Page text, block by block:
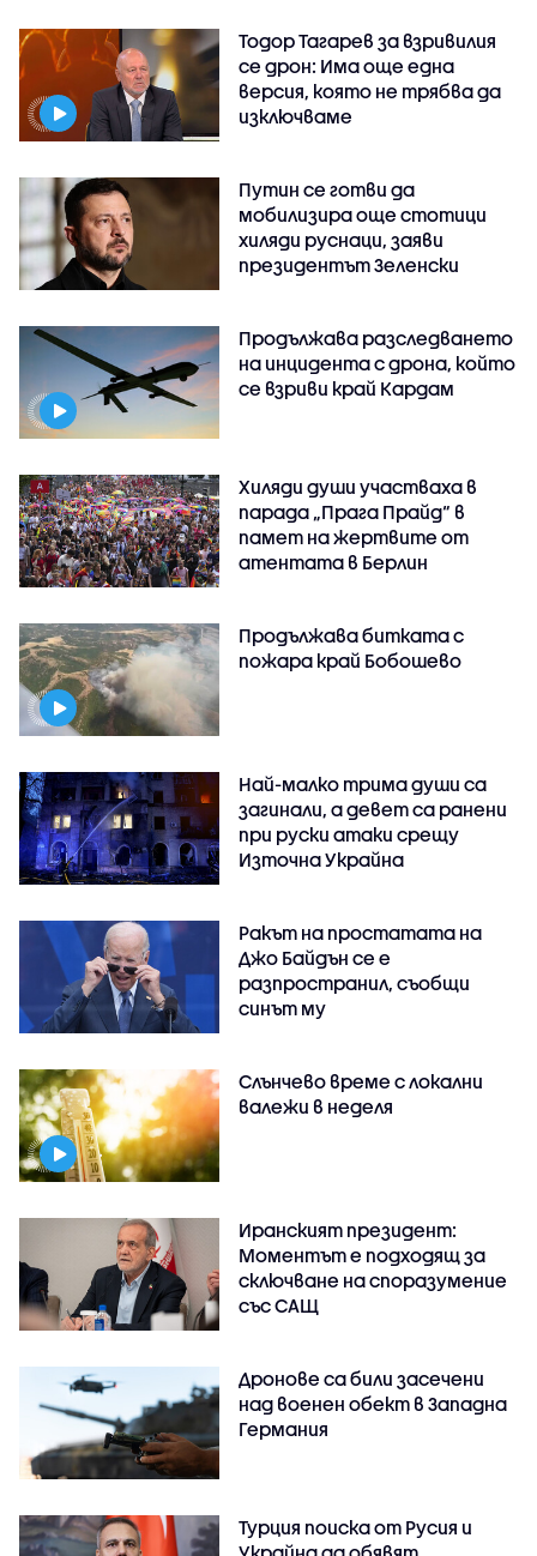
Тодор Тагарев за взривилия
се дрон: Има още една
версия, която не трябва да
изключваме
Путин се готви да
мобилизира още стотици
хиляди руснаци, заяви
президентът Зеленски
Продължава разследването
на инцидента с дрона, който
се взриви край Кардам
Хиляди души участваха в
парада „Прага Прайд“ в
памет на жертвите от
атентата в Берлин
Продължава битката с
пожара край Бобошево
Най-малко трима души са
загинали, а девет са ранени
при руски атаки срещу
Източна Украйна
Ракът на простатата на
Джо Байдън се е
разпространил, съобщи
синът му
Слънчево време с локални
валежи в неделя
Иранският президент:
Моментът е подходящ за
сключване на споразумение
със САЩ
Дронове са били засечени
над военен обект в Западна
Германия
Турция поиска от Русия и